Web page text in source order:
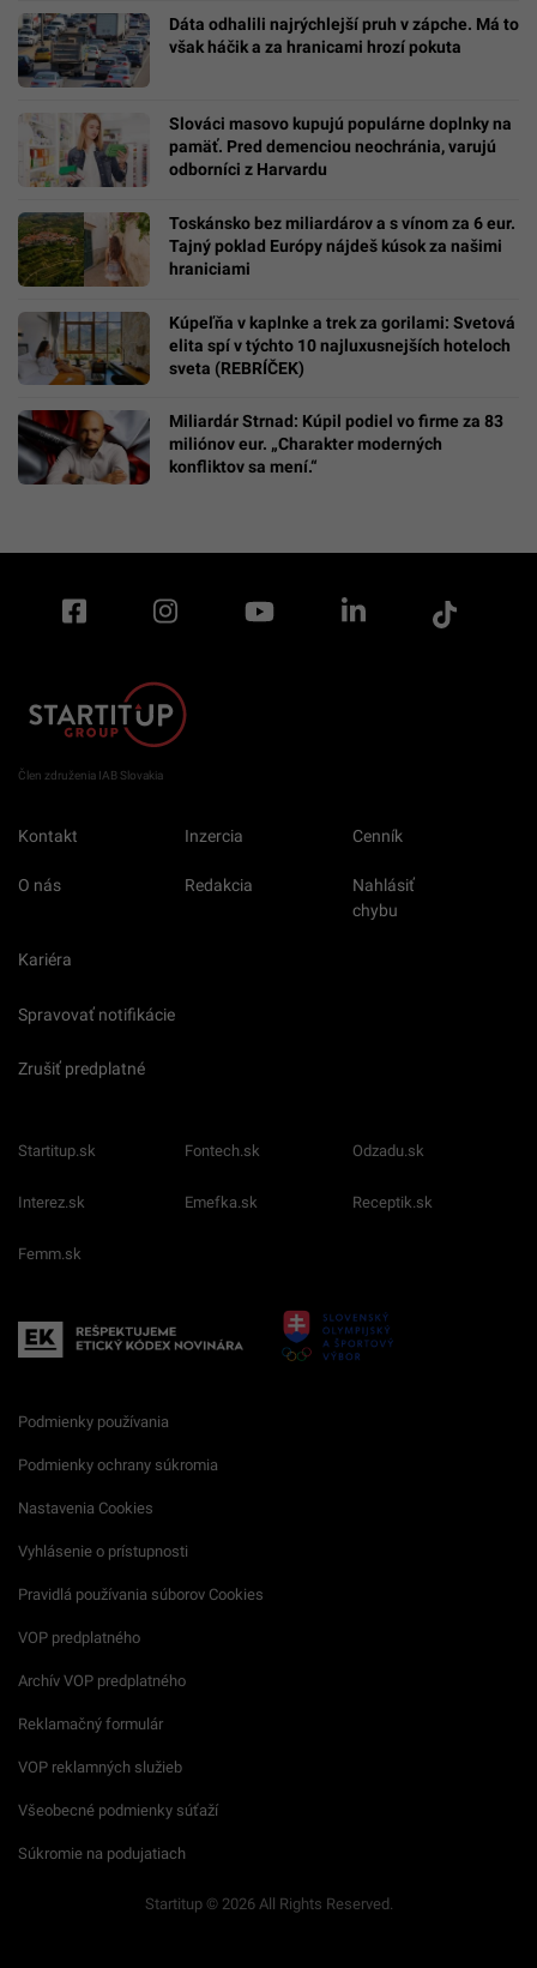
Dáta odhalili najrýchlejší pruh v zápche. Má to
však háčik a za hranicami hrozí pokuta
Slováci masovo kupujú populárne doplnky na
pamäť. Pred demenciou neochránia, varujú
odborníci z Harvardu
Toskánsko bez miliardárov a s vínom za 6 eur.
Tajný poklad Európy nájdeš kúsok za našimi
hraniciami
Kúpeľňa v kaplnke a trek za gorilami: Svetová
elita spí v týchto 10 najluxusnejších hoteloch
sveta (REBRÍČEK)
Miliardár Strnad: Kúpil podiel vo firme za 83
miliónov eur. „Charakter moderných
konfliktov sa mení.“
Člen združenia IAB Slovakia
Kontakt Inzercia Cenník
O nás Redakcia
Nahlásiť
chybu
Kariéra
Spravovať notifikácie
Zrušiť predplatné
Startitup.sk Fontech.sk Odzadu.sk
Interez.sk Emefka.sk Receptik.sk
Femm.sk
Podmienky používania
Podmienky ochrany súkromia
Nastavenia Cookies
Vyhlásenie o prístupnosti
Pravidlá používania súborov Cookies
VOP predplatného
Archív VOP predplatného
Reklamačný formulár
VOP reklamných služieb
Všeobecné podmienky súťaží
Súkromie na podujatiach
Startitup © 2026 All Rights Reserved.